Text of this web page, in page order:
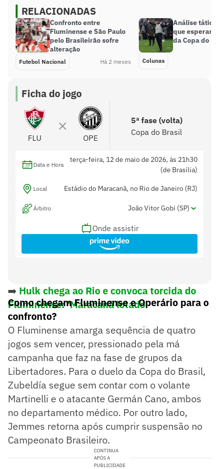
RELACIONADAS
Confronto entre
Fluminense e São Paulo
pelo Brasileirão sofre
alteração
Futebol Nacional Há 2 meses
Análise tática
que esperar
da Copa do
Colunas
Ficha do jogo
FLU OPE
5ª fase (volta)
Copa do Brasil
Data e Hora
terça-feira, 12 de maio de 2026, às 21h30
(de Brasília)
Local Estádio do Maracanã, no Rio de Janeiro (RJ)
Árbitro João Vitor Gobi (SP)
Assistentes
Alex Ang Ribeiro (SP) e Miguel Cataneo
Ribeiro da Costa (SP)
Onde assistir
➡️ Hulk chega ao Rio e convoca torcida do
Fluminense: 'Maracanã lotado'
Como chegam Fluminense e Operário para o
confronto?
O Fluminense amarga sequência de quatro
jogos sem vencer, pressionado pela má
campanha que faz na fase de grupos da
Libertadores. Para o duelo da Copa do Brasil,
Zubeldía segue sem contar com o volante
Martinelli e o atacante Germán Cano, ambos
no departamento médico. Por outro lado,
Jemmes retorna após cumprir suspensão no
Campeonato Brasileiro.
CONTINUA
APÓS A
PUBLICIDADE